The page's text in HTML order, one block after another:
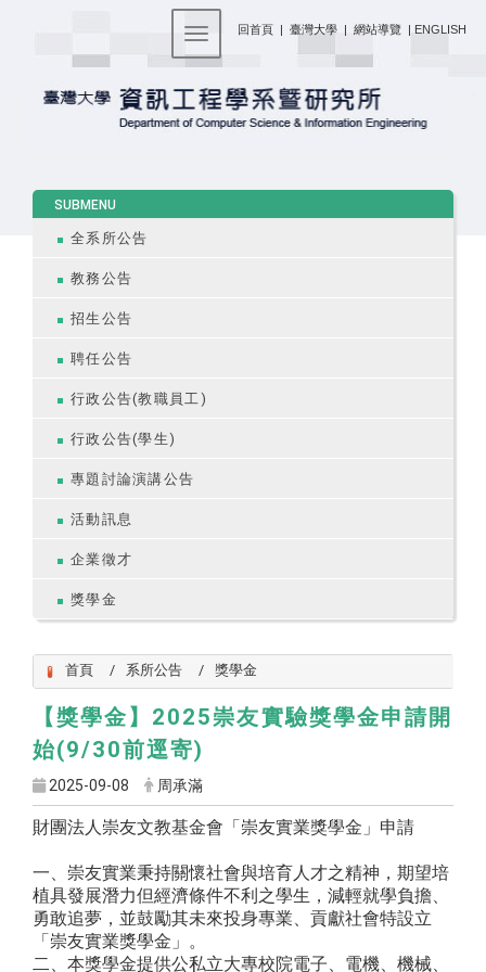
回首頁 | 臺灣大學 | 網站導覽 | ENGLISH
Toggle navigation
SUBMENU
全系所公告
教務公告
招生公告
聘任公告
行政公告(教職員工)
行政公告(學生)
專題討論演講公告
活動訊息
企業徵才
獎學金
首頁 系所公告 獎學金
【獎學金】2025崇友實驗獎學金申請開
始(9/30前逕寄)
2025-09-08 周承滿
財團法人崇友文教基金會「崇友實業獎學金」申請
一
崇友實業秉持關懷社會與培育人才之精神，期望培
植具發展潛力但經濟條件不利之學生，減輕就學負擔、
勇敢追夢，並鼓勵其未來投身專業、貢獻社會特設立
「崇友實業獎學金」。
二
本獎學金提供公私立大專校院電子、電機、機械、